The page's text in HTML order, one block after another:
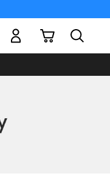
Mi carrito